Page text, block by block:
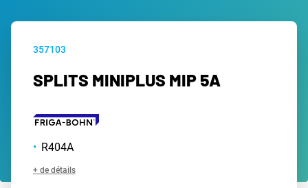
357103
SPLITS MINIPLUS MIP 5A
R404A
+ de détails